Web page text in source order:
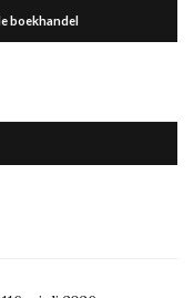
boekhandel